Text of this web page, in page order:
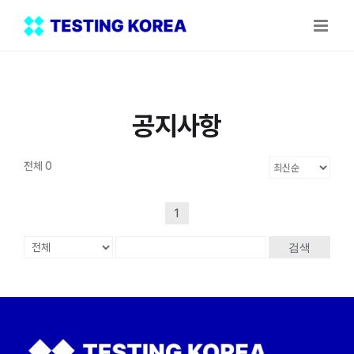
content
공지사항
전체 0
1
검색